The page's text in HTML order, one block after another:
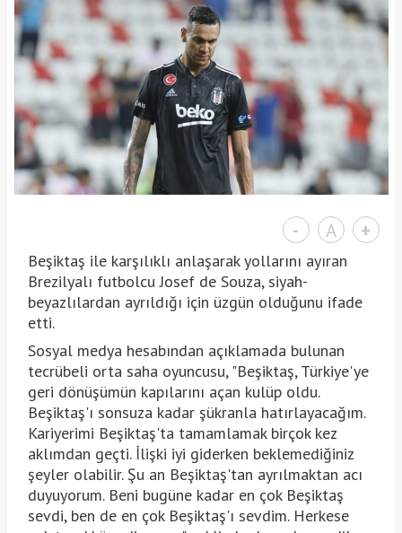
- A +
Beşiktaş ile karşılıklı anlaşarak yollarını ayıran
Brezilyalı futbolcu Josef de Souza, siyah-
beyazlılardan ayrıldığı için üzgün olduğunu ifade
etti.
Sosyal medya hesabından açıklamada bulunan
tecrübeli orta saha oyuncusu, "Beşiktaş, Türkiye'ye
geri dönüşümün kapılarını açan kulüp oldu.
Beşiktaş'ı sonsuza kadar şükranla hatırlayacağım.
Kariyerimi Beşiktaş'ta tamamlamak birçok kez
aklımdan geçti. İlişki iyi giderken beklemediğiniz
şeyler olabilir. Şu an Beşiktaş'tan ayrılmaktan acı
duyuyorum. Beni bugüne kadar en çok Beşiktaş
sevdi, ben de en çok Beşiktaş'ı sevdim. Herkese